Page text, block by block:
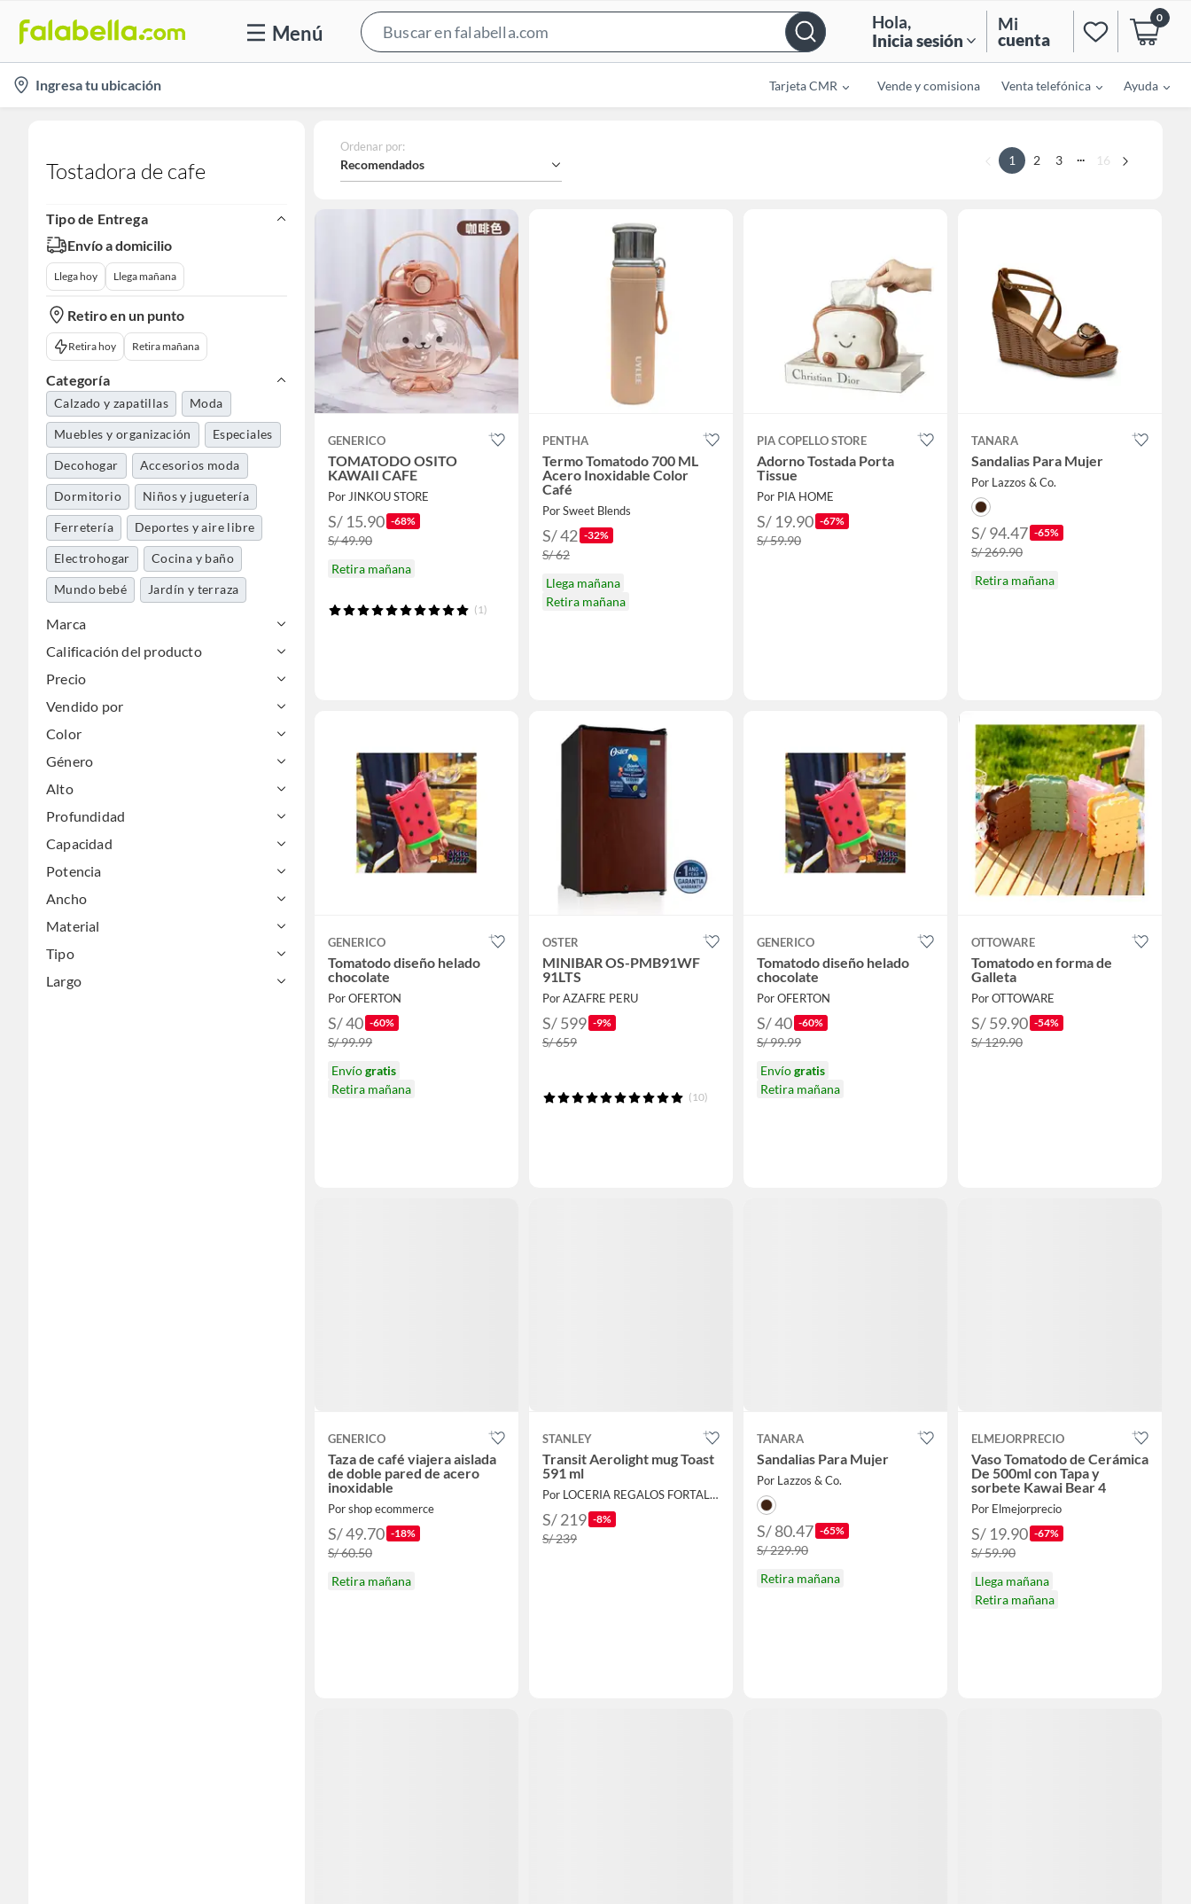
Menú
Bar
Hola,
Inicia sesión
Mi
cuenta
0
location-
icon
Ingresa tu ubicación Tarjeta CMR Vende y comisiona Venta telefónica Ayuda
Tostadora de cafe
Tipo de Entrega
Envío a domicilio
Llega hoy Llega mañana
Retiro en un punto
Retira hoy Retira mañana
Categoría
Calzado y zapatillas Moda
Muebles y organización Especiales
Decohogar Accesorios moda
Dormitorio Niños y juguetería
Ferretería Deportes y aire libre
Electrohogar Cocina y baño
Mundo bebé Jardín y terraza
Tecnología
Maletería y viajes
Utiles de aseo y limpieza
Automotriz
Libros, papelería y celebraciones
Pinturas
Marca
Calificación del producto
Precio
Vendido por
Color
Género
Alto
Profundidad
Capacidad
Potencia
Ancho
Material
Tipo
Largo
Ordenar por:
Recomendados 1 2 3 ... 16
GENERICO
TOMATODO OSITO
KAWAII CAFE
Por JINKOU STORE
S/ 15.90 -68%
S/ 49.90
Retira mañana
(1)
PENTHA
Termo Tomatodo 700 ML
Acero Inoxidable Color
Café
Por Sweet Blends
S/ 42 -32%
S/ 62
Llega mañana
Retira mañana
PIA COPELLO STORE
Adorno Tostada Porta
Tissue
Por PIA HOME
S/ 19.90 -67%
S/ 59.90
TANARA
Sandalias Para Mujer
Por Lazzos & Co.
S/ 94.47 -65%
S/ 269.90
Retira mañana
GENERICO
Tomatodo diseño helado
chocolate
Por OFERTON
S/ 40 -60%
S/ 99.99
Envíogratis
Retira mañana
OSTER
MINIBAR OS-PMB91WF
91LTS
Por AZAFRE PERU
S/ 599 -9%
S/ 659
(10)
GENERICO
Tomatodo diseño helado
chocolate
Por OFERTON
S/ 40 -60%
S/ 99.99
Envíogratis
Retira mañana
OTTOWARE
Tomatodo en forma de
Galleta
Por OTTOWARE
S/ 59.90 -54%
S/ 129.90
GENERICO
Taza de café viajera aislada
de doble pared de acero
inoxidable
Por shop ecommerce
S/ 49.70 -18%
S/ 60.50
Retira mañana
STANLEY
Transit Aerolight mug Toast
591 ml
Por LOCERIA REGALOS FORTALEZA.
S/ 219 -8%
S/ 239
TANARA
Sandalias Para Mujer
Por Lazzos & Co.
S/ 80.47 -65%
S/ 229.90
Retira mañana
ELMEJORPRECIO
Vaso Tomatodo de Cerámica
De 500ml con Tapa y
sorbete Kawai Bear 4
Por Elmejorprecio
S/ 19.90 -67%
S/ 59.90
Llega mañana
Retira mañana